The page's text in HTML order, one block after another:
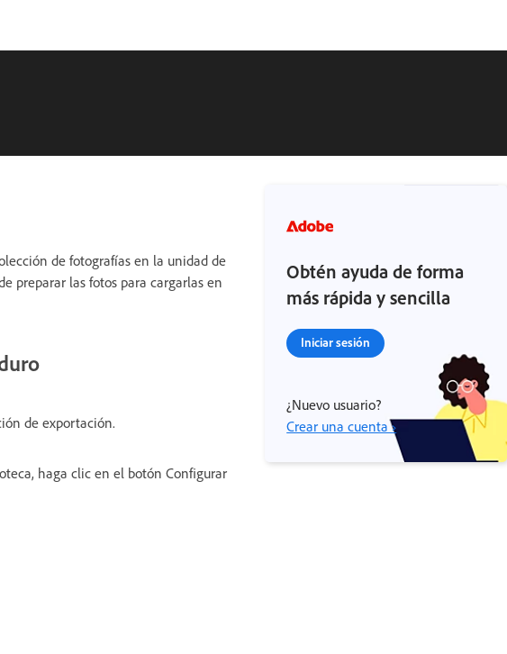
de fotografías en la unidad de
preparar las fotos para cargarlas en
de exportación.
haga clic en el botón Configurar
Obtén ayuda de forma
más rápida y sencilla
Iniciar sesión
¿Nuevo usuario?
Crear una cuenta ›